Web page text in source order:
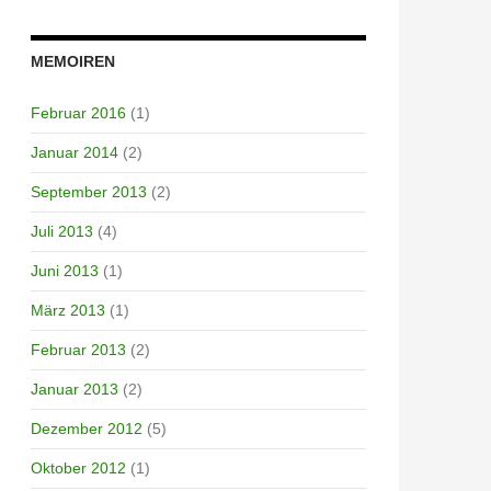
MEMOIREN
Februar 2016 (1)
Januar 2014 (2)
September 2013 (2)
Juli 2013 (4)
Juni 2013 (1)
März 2013 (1)
Februar 2013 (2)
Januar 2013 (2)
Dezember 2012 (5)
Oktober 2012 (1)